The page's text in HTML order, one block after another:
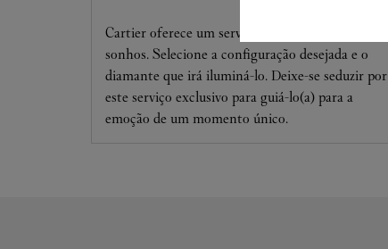
Cartier oferece um serviço sob medida para seus
sonhos. Selecione a configuração desejada e o
diamante que irá iluminá-lo. Deixe-se seduzir por
este serviço exclusivo para guiá-lo(a) para a
emoção de um momento único.